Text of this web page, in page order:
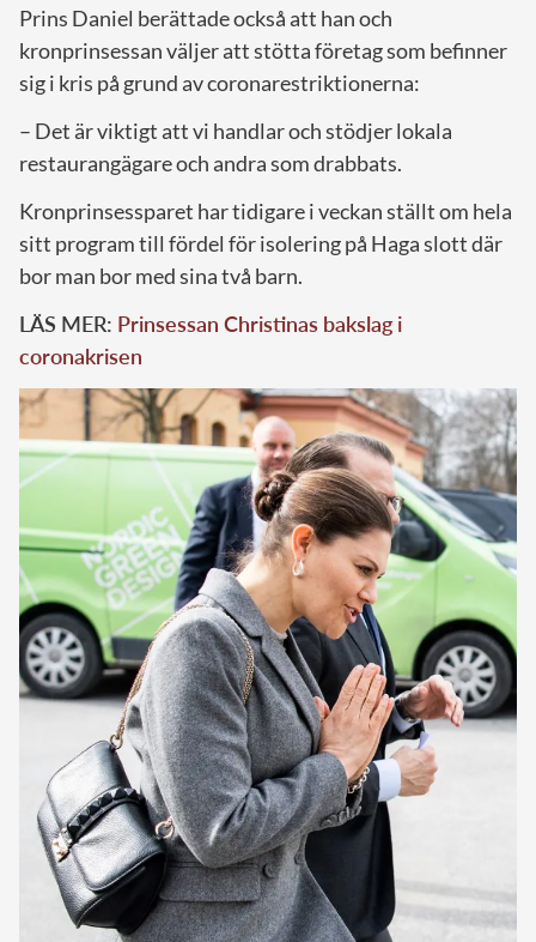
Prins Daniel berättade också att han och
kronprinsessan väljer att stötta företag som befinner
sig i kris på grund av coronarestriktionerna:
– Det är viktigt att vi handlar och stödjer lokala
restaurangägare och andra som drabbats.
Kronprinsessparet har tidigare i veckan ställt om hela
sitt program till fördel för isolering på Haga slott där
bor man bor med sina två barn.
LÄS MER: Prinsessan Christinas bakslag i
coronakrisen